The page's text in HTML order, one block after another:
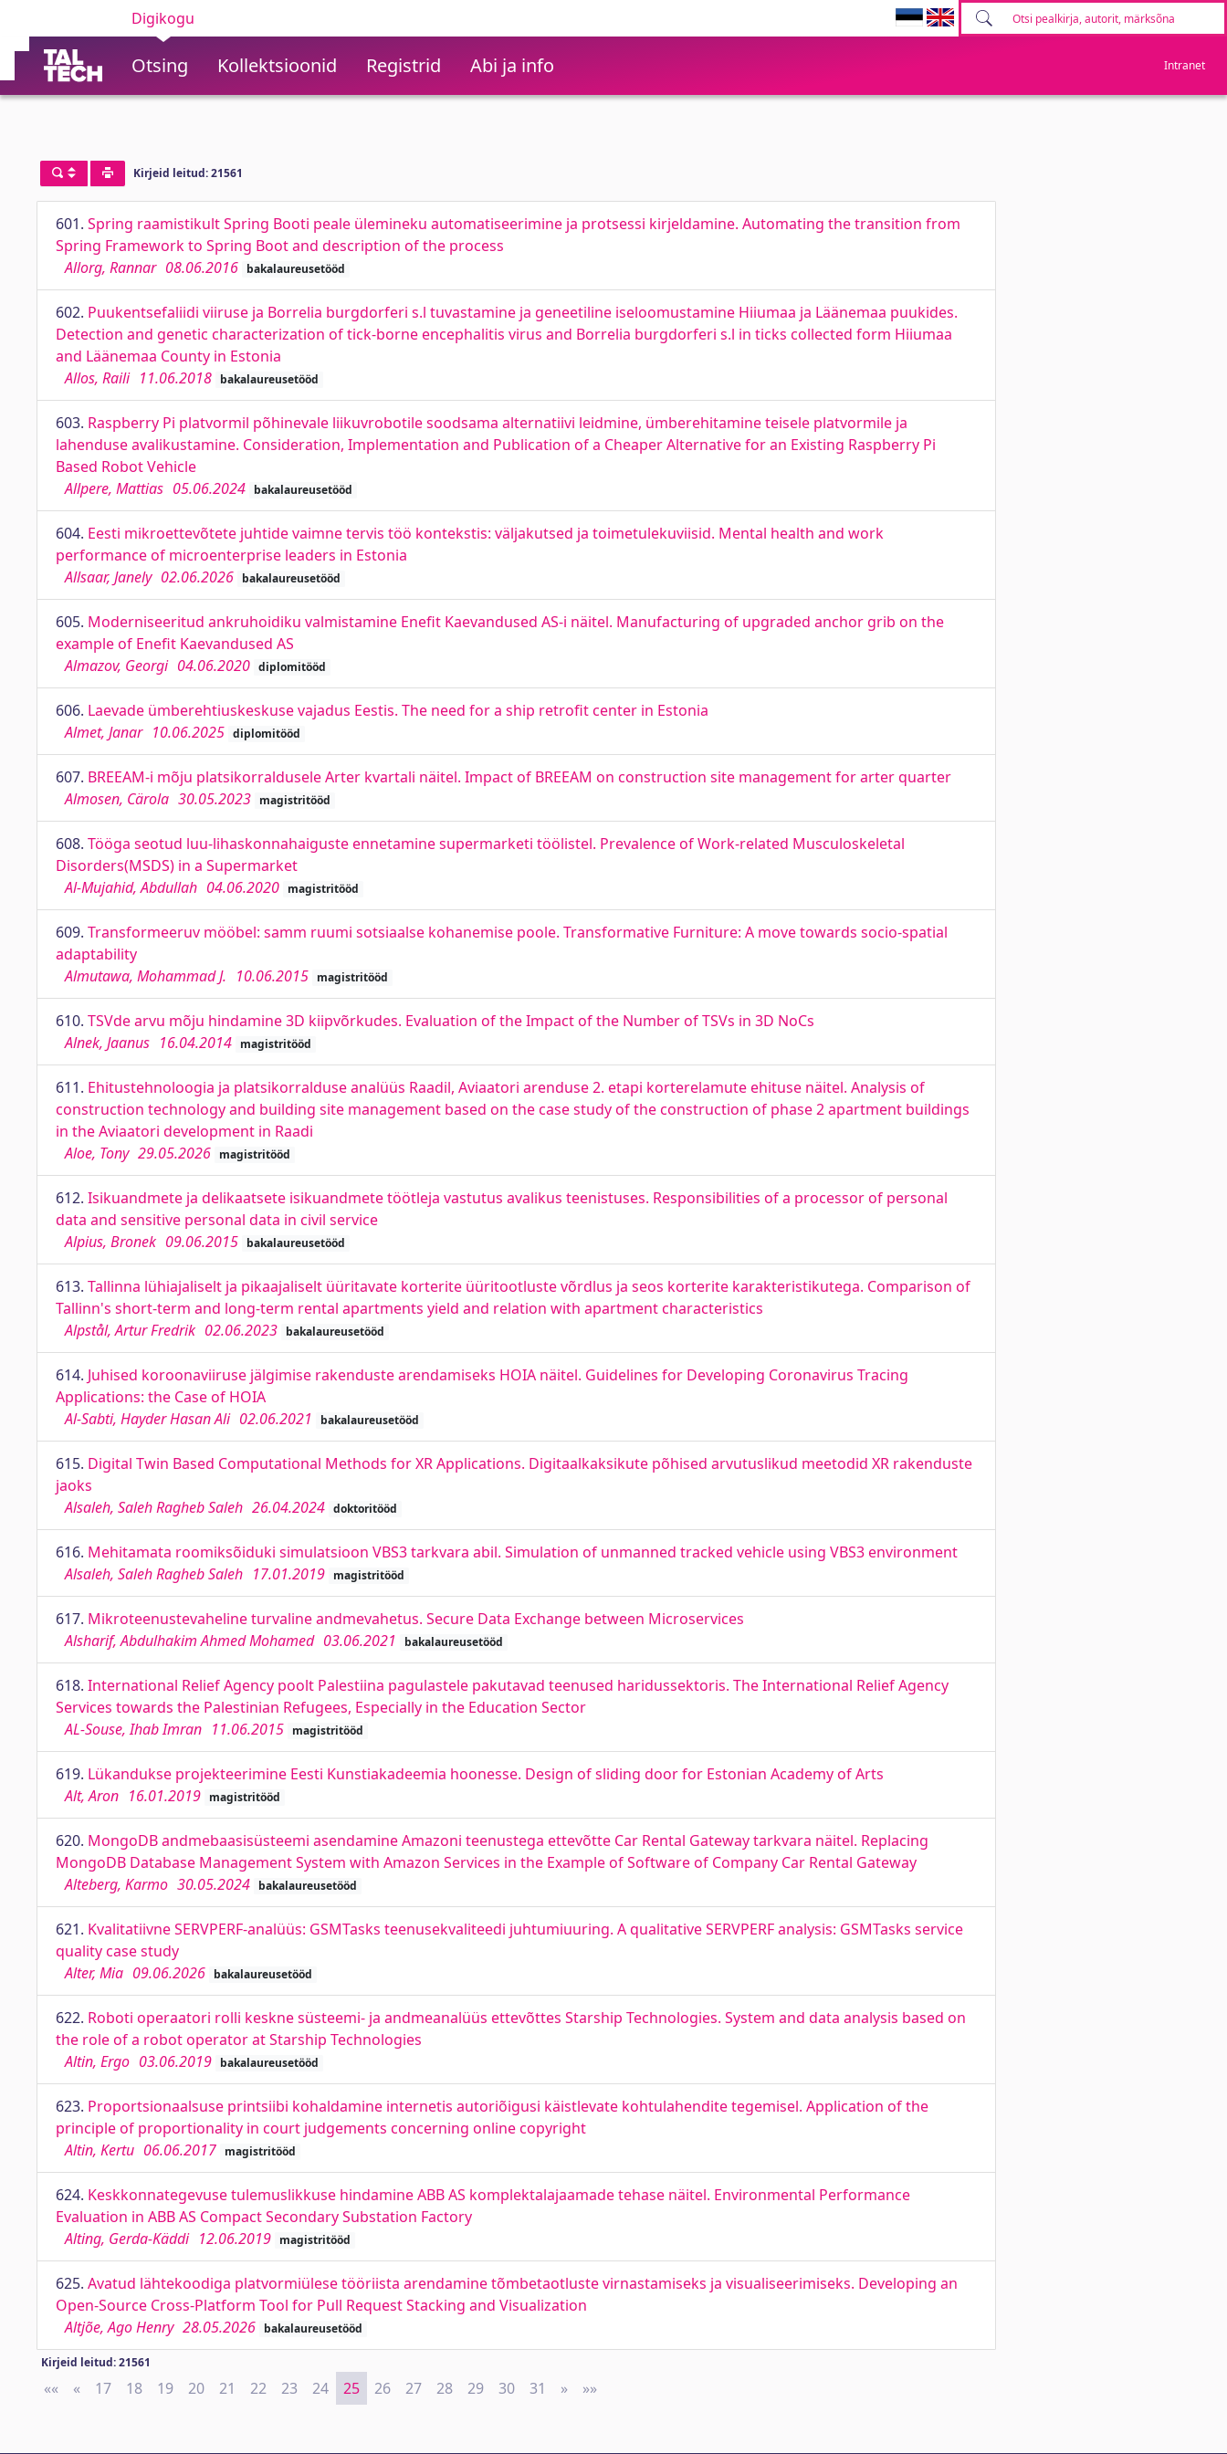
Digikogu
Otsing Kollektsioonid Registrid Abi ja info Intranet
Kirjeid leitud: 21561
601. Spring raamistikult Spring Booti peale ülemineku automatiseerimine ja protsessi kirjeldamine. Automating the transition from
Spring Framework to Spring Boot and description of the process
Allorg, Rannar 08.06.2016 bakalaureusetööd
602. Puukentsefaliidi viiruse ja Borrelia burgdorferi s.l tuvastamine ja geneetiline iseloomustamine Hiiumaa ja Läänemaa puukides.
Detection and genetic characterization of tick-borne encephalitis virus and Borrelia burgdorferi s.l in ticks collected form Hiiumaa
and Läänemaa County in Estonia
Allos, Raili 11.06.2018 bakalaureusetööd
603. Raspberry Pi platvormil põhinevale liikuvrobotile soodsama alternatiivi leidmine, ümberehitamine teisele platvormile ja
lahenduse avalikustamine. Consideration, Implementation and Publication of a Cheaper Alternative for an Existing Raspberry Pi
Based Robot Vehicle
Allpere, Mattias 05.06.2024 bakalaureusetööd
604. Eesti mikroettevõtete juhtide vaimne tervis töö kontekstis: väljakutsed ja toimetulekuviisid. Mental health and work
performance of microenterprise leaders in Estonia
Allsaar, Janely 02.06.2026 bakalaureusetööd
605. Moderniseeritud ankruhoidiku valmistamine Enefit Kaevandused AS-i näitel. Manufacturing of upgraded anchor grib on the
example of Enefit Kaevandused AS
Almazov, Georgi 04.06.2020 diplomitööd
606. Laevade ümberehtiuskeskuse vajadus Eestis. The need for a ship retrofit center in Estonia
Almet, Janar 10.06.2025 diplomitööd
607. BREEAM-i mõju platsikorraldusele Arter kvartali näitel. Impact of BREEAM on construction site management for arter quarter
Almosen, Cärola 30.05.2023 magistritööd
608. Tööga seotud luu-lihaskonnahaiguste ennetamine supermarketi töölistel. Prevalence of Work-related Musculoskeletal
Disorders(MSDS) in a Supermarket
Al-Mujahid, Abdullah 04.06.2020 magistritööd
609. Transformeeruv mööbel: samm ruumi sotsiaalse kohanemise poole. Transformative Furniture: A move towards socio-spatial
adaptability
Almutawa, Mohammad J. 10.06.2015 magistritööd
610. TSVde arvu mõju hindamine 3D kiipvõrkudes. Evaluation of the Impact of the Number of TSVs in 3D NoCs
Alnek, Jaanus 16.04.2014 magistritööd
611. Ehitustehnoloogia ja platsikorralduse analüüs Raadil, Aviaatori arenduse 2. etapi korterelamute ehituse näitel. Analysis of
construction technology and building site management based on the case study of the construction of phase 2 apartment buildings
in the Aviaatori development in Raadi
Aloe, Tony 29.05.2026 magistritööd
612. Isikuandmete ja delikaatsete isikuandmete töötleja vastutus avalikus teenistuses. Responsibilities of a processor of personal
data and sensitive personal data in civil service
Alpius, Bronek 09.06.2015 bakalaureusetööd
613. Tallinna lühiajaliselt ja pikaajaliselt üüritavate korterite üüritootluste võrdlus ja seos korterite karakteristikutega. Comparison of
Tallinn's short-term and long-term rental apartments yield and relation with apartment characteristics
Alpstål, Artur Fredrik 02.06.2023 bakalaureusetööd
614. Juhised koroonaviiruse jälgimise rakenduste arendamiseks HOIA näitel. Guidelines for Developing Coronavirus Tracing
Applications: the Case of HOIA
Al-Sabti, Hayder Hasan Ali 02.06.2021 bakalaureusetööd
615. Digital Twin Based Computational Methods for XR Applications. Digitaalkaksikute põhised arvutuslikud meetodid XR rakenduste
jaoks
Alsaleh, Saleh Ragheb Saleh 26.04.2024 doktoritööd
616. Mehitamata roomiksõiduki simulatsioon VBS3 tarkvara abil. Simulation of unmanned tracked vehicle using VBS3 environment
Alsaleh, Saleh Ragheb Saleh 17.01.2019 magistritööd
617. Mikroteenustevaheline turvaline andmevahetus. Secure Data Exchange between Microservices
Alsharif, Abdulhakim Ahmed Mohamed 03.06.2021 bakalaureusetööd
618. International Relief Agency poolt Palestiina pagulastele pakutavad teenused haridussektoris. The International Relief Agency
Services towards the Palestinian Refugees, Especially in the Education Sector
AL-Souse, Ihab Imran 11.06.2015 magistritööd
619. Lükandukse projekteerimine Eesti Kunstiakadeemia hoonesse. Design of sliding door for Estonian Academy of Arts
Alt, Aron 16.01.2019 magistritööd
620. MongoDB andmebaasisüsteemi asendamine Amazoni teenustega ettevõtte Car Rental Gateway tarkvara näitel. Replacing
MongoDB Database Management System with Amazon Services in the Example of Software of Company Car Rental Gateway
Alteberg, Karmo 30.05.2024 bakalaureusetööd
621. Kvalitatiivne SERVPERF-analüüs: GSMTasks teenusekvaliteedi juhtumiuuring. A qualitative SERVPERF analysis: GSMTasks service
quality case study
Alter, Mia 09.06.2026 bakalaureusetööd
622. Roboti operaatori rolli keskne süsteemi- ja andmeanalüüs ettevõttes Starship Technologies. System and data analysis based on
the role of a robot operator at Starship Technologies
Altin, Ergo 03.06.2019 bakalaureusetööd
623. Proportsionaalsuse printsiibi kohaldamine internetis autoriõigusi käistlevate kohtulahendite tegemisel. Application of the
principle of proportionality in court judgements concerning online copyright
Altin, Kertu 06.06.2017 magistritööd
624. Keskkonnategevuse tulemuslikkuse hindamine ABB AS komplektalajaamade tehase näitel. Environmental Performance
Evaluation in ABB AS Compact Secondary Substation Factory
Alting, Gerda-Käddi 12.06.2019 magistritööd
625. Avatud lähtekoodiga platvormiülese tööriista arendamine tõmbetaotluste virnastamiseks ja visualiseerimiseks. Developing an
Open-Source Cross-Platform Tool for Pull Request Stacking and Visualization
Altjõe, Ago Henry 28.05.2026 bakalaureusetööd
Kirjeid leitud: 21561
«« First
« Previous
17 18 19 20 21 22 23 24 25 26 27 28 29 30 31 » Next
»»